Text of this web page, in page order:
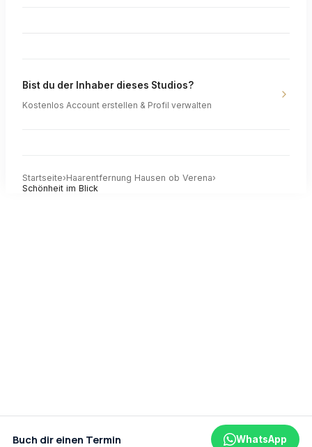
Bist du der Inhaber dieses Studios?
Kostenlos Account erstellen & Profil verwalten
Startseite›Haarentfernung Hausen ob Verena›
Schönheit im Blick
Buch dir einen Termin WhatsApp